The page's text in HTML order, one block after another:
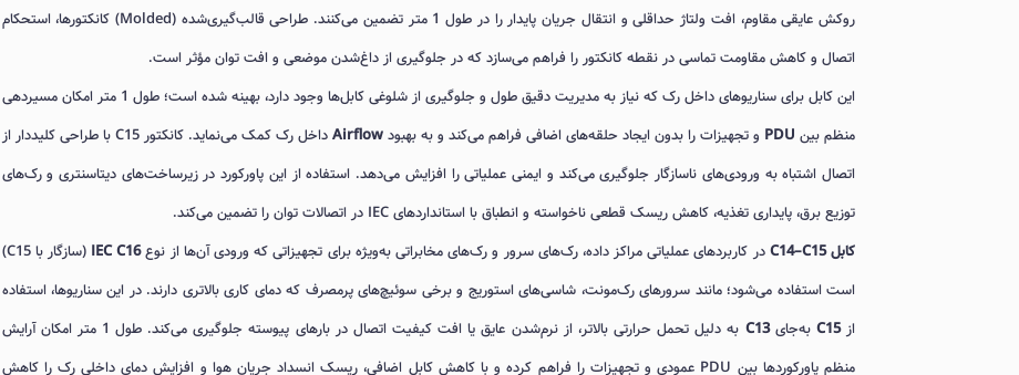
روکش عایقی مقاوم، افت ولتاژ حداقلی و انتقال جریان پایدار را در طول 1 متر تضمین می‌کنند. طراحی قالب‌گیری‌شده (Molded) کانکتورها، استحکام
اتصال و کاهش مقاومت تماسی در نقطه کانکتور را فراهم می‌سازد که در جلوگیری از داغ‌شدن موضعی و افت توان مؤثر است.
این کابل برای سناریوهای داخل رک که نیاز به مدیریت دقیق طول و جلوگیری از شلوغی کابل‌ها وجود دارد، بهینه شده است؛ طول 1 متر امکان مسیردهی
منظم بین PDU و تجهیزات را بدون ایجاد حلقه‌های اضافی فراهم می‌کند و به بهبودAirflow
داخل رک کمک می‌نماید. کانکتور C15 با طراحی کلیددار از
اتصال اشتباه به ورودی‌های ناسازگار جلوگیری می‌کند و ایمنی عملیاتی را افزایش می‌دهد. استفاده از این پاورکورد در زیرساخت‌های دیتاسنتری و رک‌های
توزیع برق، پایداری تغذیه، کاهش ریسک قطعی ناخواسته و انطباق با استانداردهای IEC در اتصالات توان را تضمین می‌کند.
کابل C14–C15
در کاربردهای عملیاتی مراکز داده، رک‌های سرور و رک‌های مخابراتی به‌ویژه برای تجهیزاتی که ورودی آن‌ها از نوعIEC C16
(سازگار با C15)
است استفاده می‌شود؛ مانند سرورهای رک‌مونت، شاسی‌های استوریج و برخی سوئیچ‌های پرمصرف که دمای کاری بالاتری دارند. در این سناریوها، استفاده
ازC15 به‌جایC13
به دلیل تحمل حرارتی بالاتر، از نرم‌شدن عایق یا افت کیفیت اتصال در بارهای پیوسته جلوگیری می‌کند. طول 1 متر امکان آرایش
منظم پاورکوردها بین PDU عمودی و تجهیزات را فراهم کرده و با کاهش کابل اضافی، ریسک انسداد جریان هوا و افزایش دمای داخلی رک را کاهش